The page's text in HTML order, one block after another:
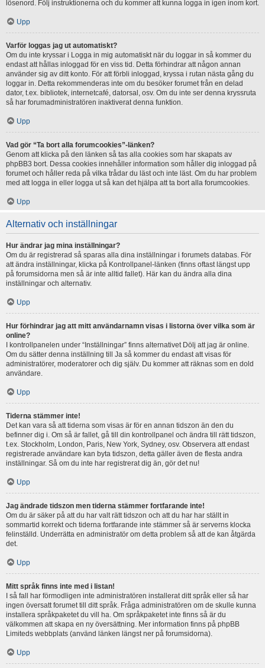
lösenord. Följ instruktionerna och du kommer att kunna logga in igen inom kort.
Upp
Varför loggas jag ut automatiskt?
Om du inte kryssar i Logga in mig automatiskt när du loggar in så kommer du
endast att hållas inloggad för en viss tid. Detta förhindrar att någon annan
använder sig av ditt konto. För att förbli inloggad, kryssa i rutan nästa gång du
loggar in. Detta rekommenderas inte om du besöker forumet från en delad
dator, t.ex. bibliotek, internetcafé, datorsal, osv. Om du inte ser denna kryssruta
så har forumadministratören inaktiverat denna funktion.
Upp
Vad gör “Ta bort alla forumcookies”-länken?
Genom att klicka på den länken så tas alla cookies som har skapats av
phpBB3 bort. Dessa cookies innehåller information som håller dig inloggad på
forumet och håller reda på vilka trådar du läst och inte läst. Om du har problem
med att logga in eller logga ut så kan det hjälpa att ta bort alla forumcookies.
Upp
Alternativ och inställningar
Hur ändrar jag mina inställningar?
Om du är registrerad så sparas alla dina inställningar i forumets databas. För
att ändra inställningar, klicka på Kontrollpanel-länken (finns oftast längst upp
på forumsidorna men så är inte alltid fallet). Här kan du ändra alla dina
inställningar och alternativ.
Upp
Hur förhindrar jag att mitt användarnamn visas i listorna över vilka som är
online?
I kontrollpanelen under “Inställningar” finns alternativet Dölj att jag är online.
Om du sätter denna inställning till Ja så kommer du endast att visas för
administratörer, moderatorer och dig själv. Du kommer att räknas som en dold
användare.
Upp
Tiderna stämmer inte!
Det kan vara så att tiderna som visas är för en annan tidszon än den du
befinner dig i. Om så är fallet, gå till din kontrollpanel och ändra till rätt tidszon,
t.ex. Stockholm, London, Paris, New York, Sydney, osv. Observera att endast
registrerade användare kan byta tidszon, detta gäller även de flesta andra
inställningar. Så om du inte har registrerat dig än, gör det nu!
Upp
Jag ändrade tidszon men tiderna stämmer fortfarande inte!
Om du är säker på att du har valt rätt tidszon och att du har har ställt in
sommartid korrekt och tiderna fortfarande inte stämmer så är serverns klocka
felinställd. Underrätta en administratör om detta problem så att de kan åtgärda
det.
Upp
Mitt språk finns inte med i listan!
I så fall har förmodligen inte administratören installerat ditt språk eller så har
ingen översatt forumet till ditt språk. Fråga administratören om de skulle kunna
installera språkpaketet du vill ha. Om språkpaketet inte finns så är du
välkommen att skapa en ny översättning. Mer information finns på phpBB
Limiteds webbplats (använd länken längst ner på forumsidorna).
Upp